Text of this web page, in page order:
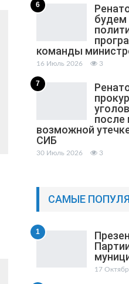
6
будем
команды
16 Июль 2026 3
7
после
возможной
СИБ
30 Июль 2026 3
САМЫЕ
1
17